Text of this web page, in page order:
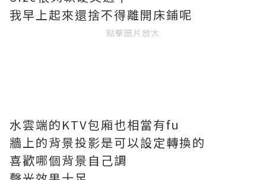
我早上起來還捨不得離開床鋪呢
點擊圖片放大
水雲端的KTV包廂也相當有fu
牆上的背景投影是可以設定轉換的
喜歡哪個背景自己調